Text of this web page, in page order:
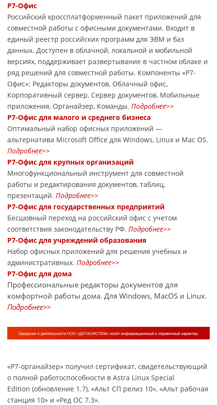
Р7-Офис
Российский кроссплатформенный пакет приложений для
совместной работы с офисными документами. Входит в
единый реестр российских программ для ЭВМ и баз
данных. Доступен в облачной, локальной и мобильной
версиях, поддерживает развертывание в частном облаке и
ряд решений для совместной работы. Компоненты «Р7-
Офис»: Редакторы документов, Облачный офис,
Корпоративный сервер, Сервер документов, Мобильные
приложения, Органайзер, Команды. Подробнее>>
Р7-Офис для малого и среднего бизнеса
Оптимальный набор офисных приложений —
альтернатива Microsoft Office для Windows, Linux и Mac OS.
Подробнее>>
Р7-Офис для крупных организаций
Многофункциональный инструмент для совместной
работы и редактирования документов, таблиц,
презентаций. Подробнее>>
Р7-Офис для государственных предприятий
Бесшовный переход на российский офис с учетом
соответствия законодательству РФ. Подробнее>>
Р7-Офис для учреждений образования
Набор офисных приложений для решения учебных и
административных. Подробнее>>
Р7-Офис для дома
Профессиональные редакторы документов для
комфортной работы дома. Для Windows, MacOS и Linux.
Подробнее>>
«Р7-органайзер» получил сертификат, свидетельствующий
о полной работоспособности в Astra Linux Special
Edition (обновление 1.7), «Альт СП релиз 10», «Альт рабочая
станция 10» и «Ред ОС 7.3».